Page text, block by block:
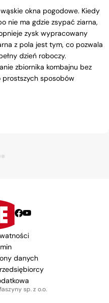
okna pogodowe. Kiedy
nie ma gdzie zsypać ziarna,
zysk wypracowany
z pola jest tym, co pozwala
dzień roboczy.
zbiornika kombajnu bez
prostszych sposobów
danych
sp. z o.o.